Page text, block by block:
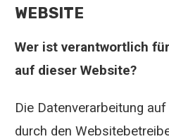
WEBSITE
Wer ist verantwortlich
auf dieser Website?
Die Datenverarbeitung
durch den